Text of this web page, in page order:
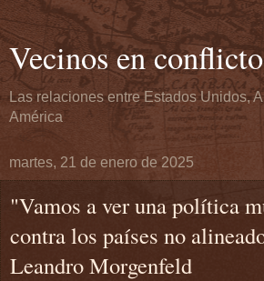
Vecinos en conflicto
Las relaciones entre Estados Unidos,
América
martes, 21 de enero de 2025
"Vamos a ver una política
contra los países no
Leandro Morgenfeld